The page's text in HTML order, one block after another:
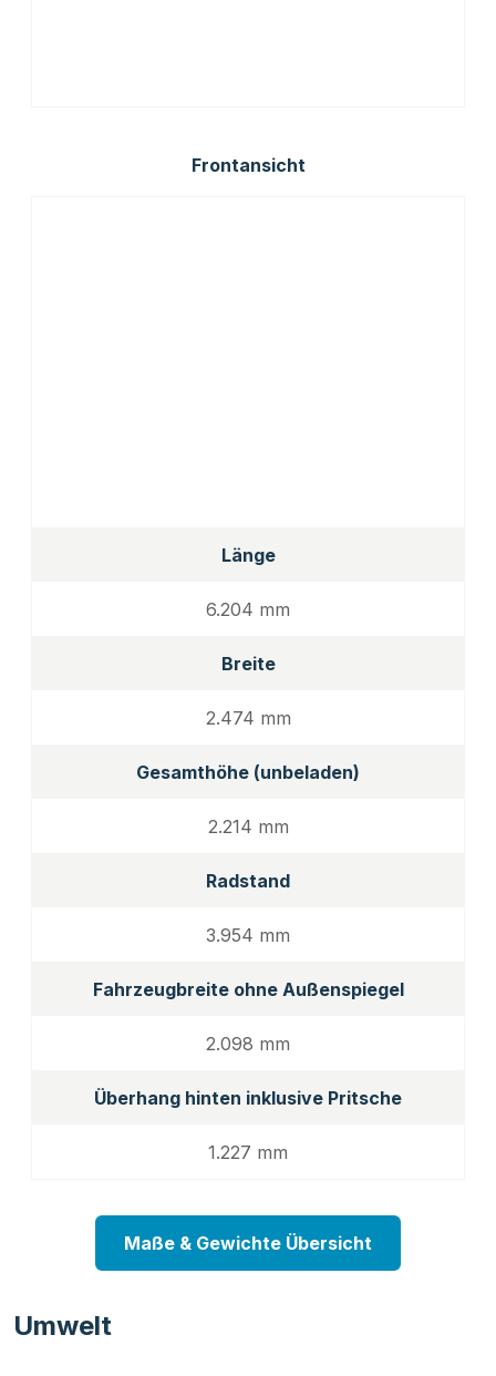
Frontansicht
Länge
6.204 mm
Breite
2.474 mm
Gesamthöhe (unbeladen)
2.214 mm
Radstand
3.954 mm
Fahrzeugbreite ohne Außenspiegel
2.098 mm
Überhang hinten inklusive Pritsche
1.227 mm
Maße & Gewichte Übersicht
Umwelt